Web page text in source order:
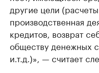
другие цели
производственная
кредитов, возврат
обществу денежных
и.т.д.)», — считает